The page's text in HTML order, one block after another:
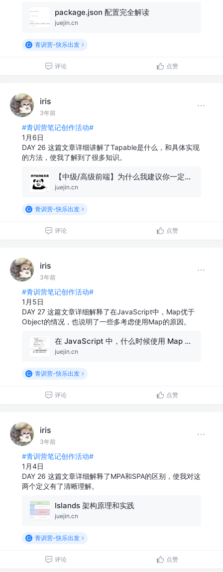
package.json 配置完全解读
juejin.cn
青训营-快乐出发
评论 点赞
iris
3年前
#青训营笔记创作活动#
1月6日
DAY 26 这篇文章详细讲解了Tapable是什么，和具体实现
的方法，使我了解到了很多知识。
【中级/高级前端】为什么我建议你一定要读一读 Tapable 源码？
juejin.cn
青训营-快乐出发
评论 点赞
iris
3年前
#青训营笔记创作活动#
1月5日
DAY 27 这篇文章详细解释了在JavaScript中，Map优于
Object的情况，也说明了一些多考虑使用Map的原因。
在 JavaScript 中，什么时候使用 Map 或胜过 Object
juejin.cn
青训营-快乐出发
评论 点赞
iris
3年前
#青训营笔记创作活动#
1月4日
DAY 26 这篇文章详细解释了MPA和SPA的区别，使我对这
两个定义有了清晰理解。
Islands 架构原理和实践
juejin.cn
青训营-快乐出发
评论 点赞